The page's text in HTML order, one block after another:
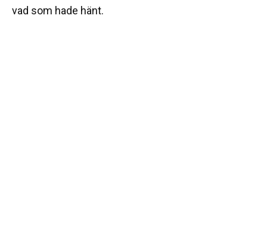
vad som hade hänt.